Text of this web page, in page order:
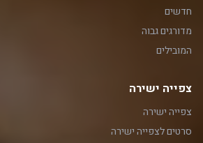
חדשים
מדורגים גבוה
המובילים
צפייה ישירה
צפייה ישירה
סרטים לצפייה ישירה